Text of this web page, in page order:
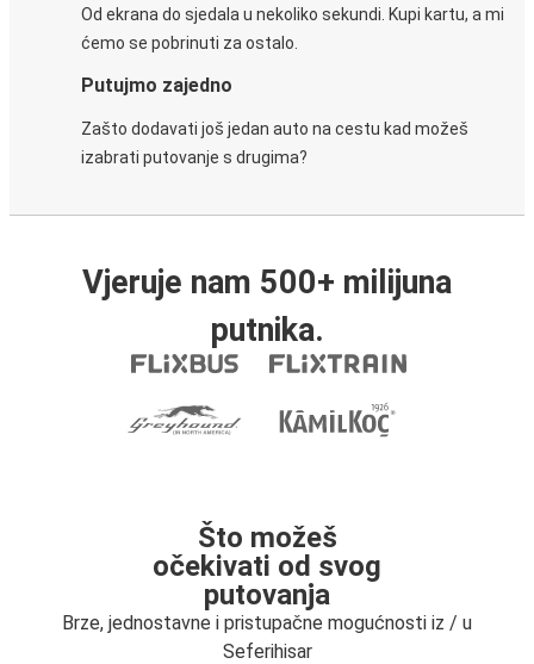
Od ekrana do sjedala u nekoliko sekundi. Kupi kartu, a mi
ćemo se pobrinuti za ostalo.
Putujmo zajedno
Zašto dodavati još jedan auto na cestu kad možeš
izabrati putovanje s drugima?
Vjeruje nam 500+ milijuna
putnika.
Što možeš
očekivati od svog
putovanja
Brze, jednostavne i pristupačne mogućnosti iz / u
Seferihisar